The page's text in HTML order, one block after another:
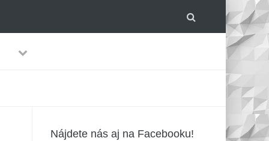
PreviousNext
Nájdete nás aj na Facebooku!